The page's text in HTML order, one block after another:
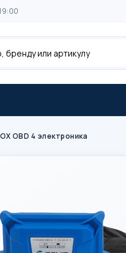
OBD 4 электроника